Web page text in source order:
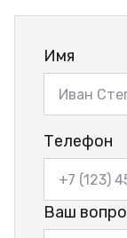
Имя
Телефон
Ваш